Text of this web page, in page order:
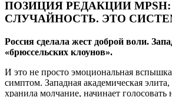
ПОЗИЦИЯ РЕДАКЦИИ
СЛУЧАЙНОСТЬ. ЭТО
Россия сделала жест доброй воли.
«брюссельских клоунов».
И это не просто эмоциональная
симптом. Западная академическая элита,
хранила молчание, начинает